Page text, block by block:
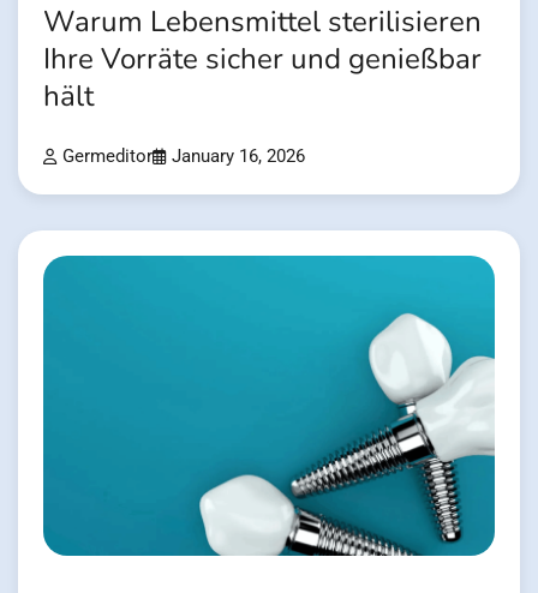
Warum Lebensmittel sterilisieren
Ihre Vorräte sicher und genießbar
hält
Germeditor January 16, 2026